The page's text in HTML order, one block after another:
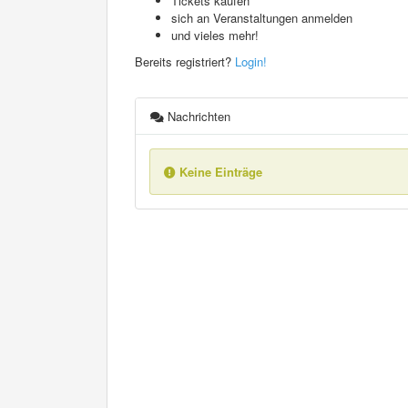
sich an Veranstaltungen anmelden
und vieles mehr!
Bereits registriert? Login!
Nachrichten
Keine Einträge